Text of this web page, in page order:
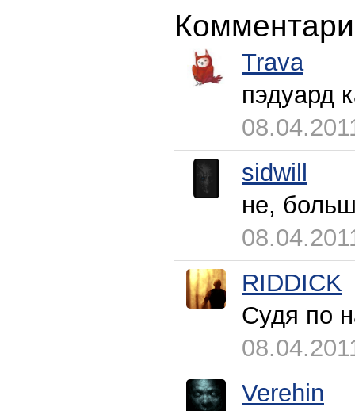
Trava
пэдуард
sidwill
не,
RIDDICK
Судя по
Verehin